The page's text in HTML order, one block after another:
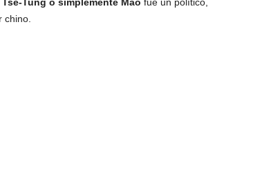
chino.